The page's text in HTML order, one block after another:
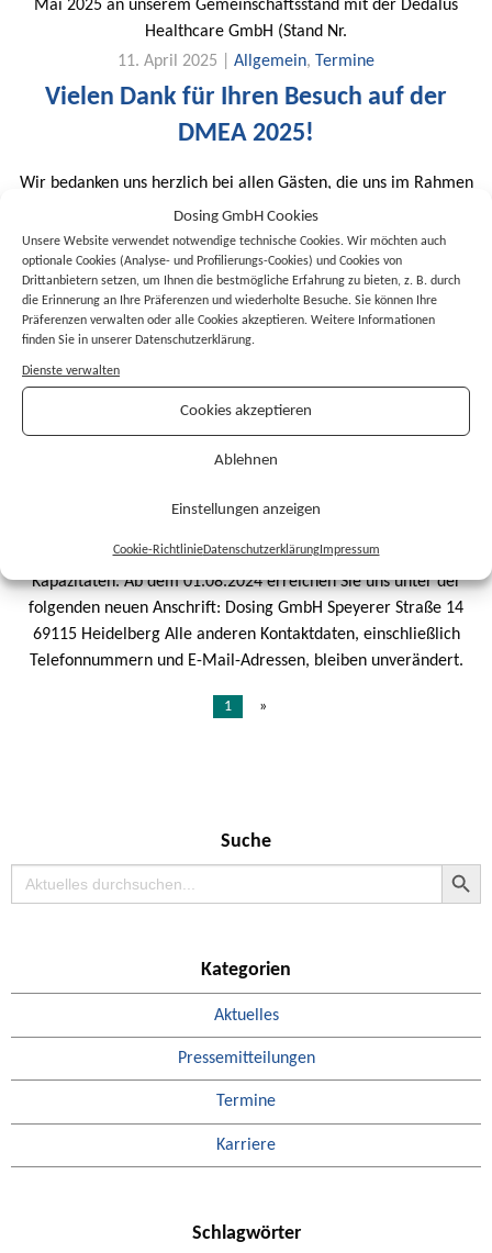
Dosing GmbH Cookies
Unsere Website verwendet notwendige technische Cookies. Wir möchten auch
optionale Cookies (Analyse- und Profilierungs-Cookies) und Cookies von
Drittanbietern setzen, um Ihnen die bestmögliche Erfahrung zu bieten, z. B. durch
die Erinnerung an Ihre Präferenzen und wiederholte Besuche. Sie können Ihre
Präferenzen verwalten oder alle Cookies akzeptieren. Weitere Informationen
finden Sie in unserer Datenschutzerklärung.
Dienste verwalten
Cookies akzeptieren
Ablehnen
Einstellungen anzeigen
Cookie-RichtlinieDatenschutzerklärungImpressum
Mai 2025 an unserem Gemeinschaftsstand mit der Dedalus
Healthcare GmbH (Stand Nr.
11. April 2025 | Allgemein, Termine
Vielen Dank für Ihren Besuch auf der
DMEA 2025!
Wir bedanken uns herzlich bei allen Gästen, die uns im Rahmen
der DMEA 2025 auf unserem Messestand in Berlin besucht
haben.
19. März 2025 |Allgemein,Termine
DMEA 2025: CHANGE – Ihre Chance auf
Veränderung. Wir zeigen Ihnen wie!
Wir laden Sie herzlich ein, gemeinsam mit uns die Zukunft von
Arzneimitteltherapiesicherheit und Medikation zu gestalten.
Kommen Sie vom 08. bis 10.
17. Juli 2024 |Allgemein
Die Dosing bezieht neue Geschäftsräume!
Unser Team wächst weiter und wir vergrößern unsere bisherigen
Kapazitäten. Ab dem 01.08.2024 erreichen Sie uns unter der
folgenden neuen Anschrift: Dosing GmbH Speyerer Straße 14
69115 Heidelberg Alle anderen Kontaktdaten, einschließlich
Telefonnummern und E-Mail-Adressen, bleiben unverändert.
1 »
Suche
Search
Search Button
Kategorien
Aktuelles
Pressemitteilungen
Termine
Karriere
Schlagwörter